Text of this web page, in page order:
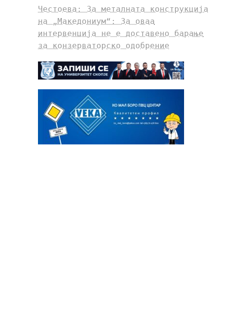
Честоева: За металната конструкција
на „Македониум“: За оваа
интервенција не е доставено барање
за конзерваторско одобрение